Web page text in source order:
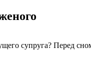
супруга? Перед